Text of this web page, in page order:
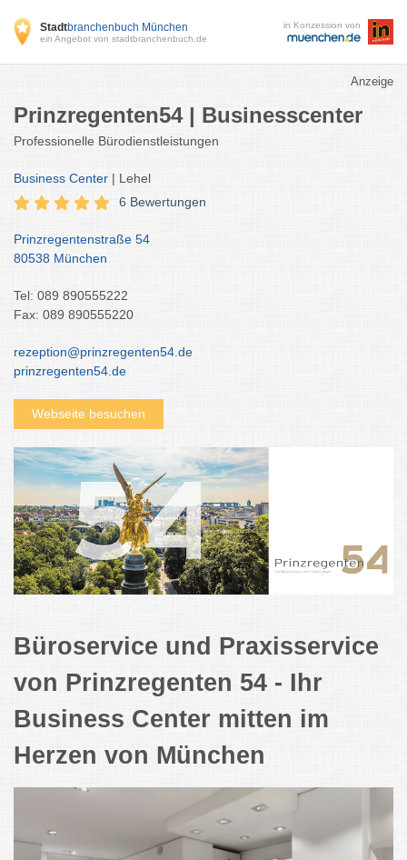
Stadtbranchenbuch München
ein Angebot von stadtbranchenbuch.de
in Konzession von
Anzeige
Prinzregenten54 | Businesscenter
Professionelle Bürodienstleistungen
Business Center | Lehel
6 Bewertungen
Prinzregentenstraße 54
80538 München
Tel: 089 890555222
Fax: 089 890555220
rezeption@prinzregenten54.de
prinzregenten54.de
Webseite besuchen
Büroservice und Praxisservice
von Prinzregenten 54 - Ihr
Business Center mitten im
Herzen von München